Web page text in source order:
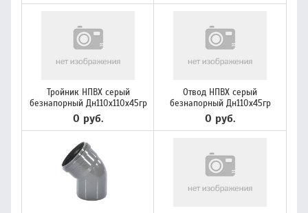
Тройник НПВХ серый
безнапорный Дн110х110х45гр
0 руб.
Отвод НПВХ серый
безнапорный Дн110х45гр
0 руб.